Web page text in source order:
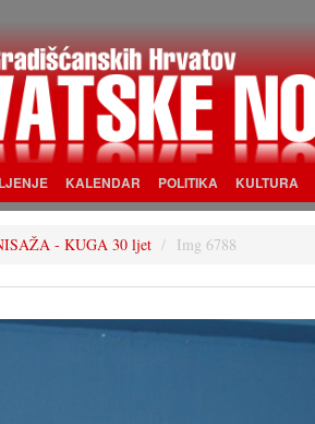
KALENDAR POLITIKA KULTURA
- KUGA 30 ljet Img 6788